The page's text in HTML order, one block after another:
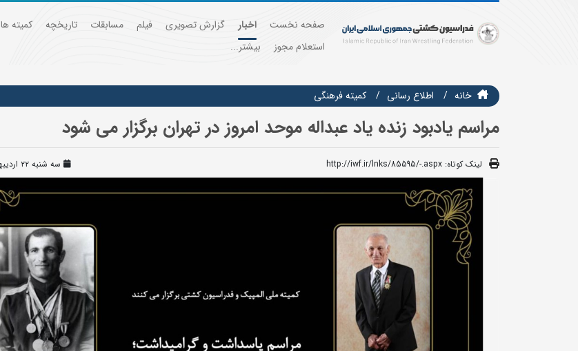
صفحه نخست اخبار گزارش تصویری فیلم مسابقات تاریخچه
کمیته ها
استعلام مجوز
بیشتر...
خانه اطلاع رسانی كميته فرهنگي
مراسم یادبود زنده یاد عبداله موحد امروز در تهران برگزار می شود
لینک کوتاه: http://iwf.ir/lnks/85595/-.aspx سه شنبه ۲۲ اردیبهشت ۱۴۰۵